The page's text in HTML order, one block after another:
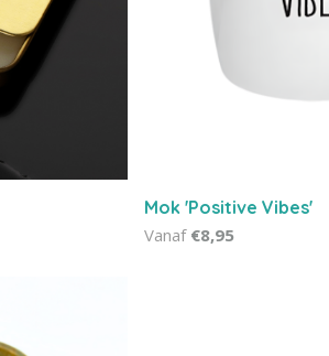
Mok 'Positive Vibes'
Vanaf€8,95